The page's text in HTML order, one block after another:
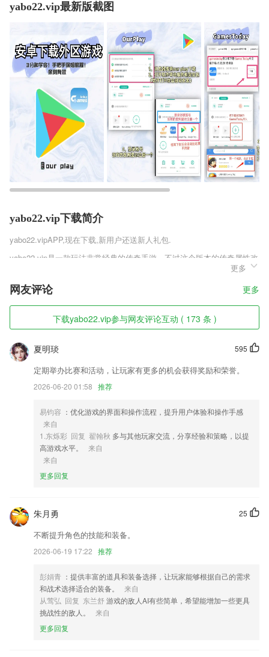
yabo22.vip最新版截图
yabo22.vip下载简介
yabo22.vipAPP,现在下载,新用户还送新人礼包.
yabo22.vip是一款玩法非常经典的传奇手游，不过这个版本的传奇属性改
的就比较夸张，让玩家的战斗力高的离谱，一秒十刀刀刀暴击，各种增益
buff全都加持，让你每一刀都带有所有的元素攻击，轻松秒杀所有boss，
快来下载这款传奇尝试一下吧。
yabo22.vip软件特色
1,绘本随心看：软件上1000+本精选绘本为宝宝和家长提供最好亲子教育
工具
2,定时录制: 设定录制时间段到时自动开启录制，省心放心；
3,【舒适体验】
5,在线轻松学日语，游戏做题的方式来学习
6,绝密押题，覆盖95%考点；
yabo22.vip软件优势
1.· 三步骤学习法，轻松积累识字量，实现汉字启蒙。
息，供用户自行学习了解判定药材名称及真伪
3.·提供了英文、短句解释，支持标准发音及中英互译，提供多个网络常
用语句示例
4.班级资讯：校园新闻、校园活动、班级动态
5.支持离线播放，阅读。
6.使用APP以后车主们可以随时随地的进行换证，非常的方便高效；
yabo22.vip更新了什么?
以上就是云开·体育的介绍，如果您喜欢这款软件，您可以到应用商店进
更多
网友评论 更多
下载yabo22.vip参与网友评论互动 ( 173 条 )
595
夏明琰
定期举办比赛和活动，让玩家有更多的机会获得奖励和荣誉。
2026-06-20 01:58 推荐
易钧容 ：优化游戏的界面和操作流程，提升用户体验和操作手感
来自
1.东烁彩 回复 翟翰秋 多与其他玩家交流，分享经验和策略，以提
高游戏水平。
来自
来自
更多回复
25
朱月勇
不断提升角色的技能和装备。
2026-06-19 17:22 推荐
彭娟青 ：提供丰富的道具和装备选择，让玩家能够根据自己的需求
和战术选择适合的装备。
来自
从莺弘 回复 东兰舒 游戏的敌人AI有些简单，希望能增加一些更具
挑战性的敌人。
来自
更多回复